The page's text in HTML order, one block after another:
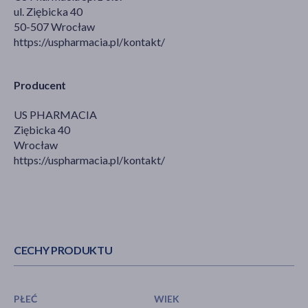
ul. Ziębicka 40
50-507 Wrocław
https://uspharmacia.pl/kontakt/
Producent
US PHARMACIA
Ziębicka 40
Wrocław
https://uspharmacia.pl/kontakt/
CECHY PRODUKTU
PŁEĆ WIEK